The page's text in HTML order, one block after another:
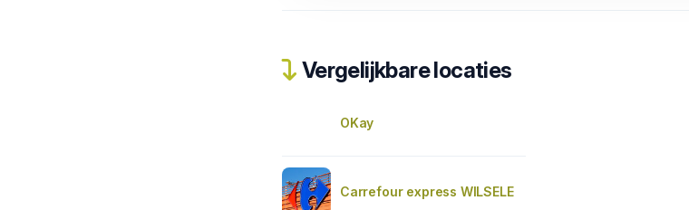
Vergelijkbare locaties
OKay
Carrefour express WILSELE